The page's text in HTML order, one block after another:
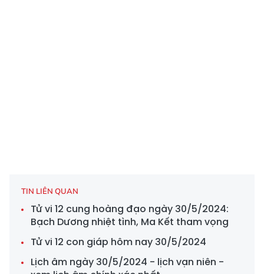
TIN LIÊN QUAN
Tử vi 12 cung hoàng đạo ngày 30/5/2024:
Bạch Dương nhiệt tình, Ma Kết tham vọng
Tử vi 12 con giáp hôm nay 30/5/2024
Lịch âm ngày 30/5/2024 - lịch vạn niên -